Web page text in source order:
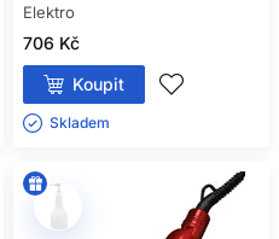
Elektro
706 Kč
Koupit
Skladem ㅤ